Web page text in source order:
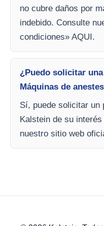
no cubre daños por
indebido. Consulte
condiciones» AQUI.
¿Puedo solicitar
Máquinas de
Sí, puede solicitar un
Kalstein de su
nuestro sitio web